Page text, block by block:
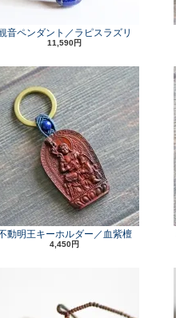
音ペンダント／ラピスラズリ
11,590円
動明王キーホルダー／血紫檀
4,450円